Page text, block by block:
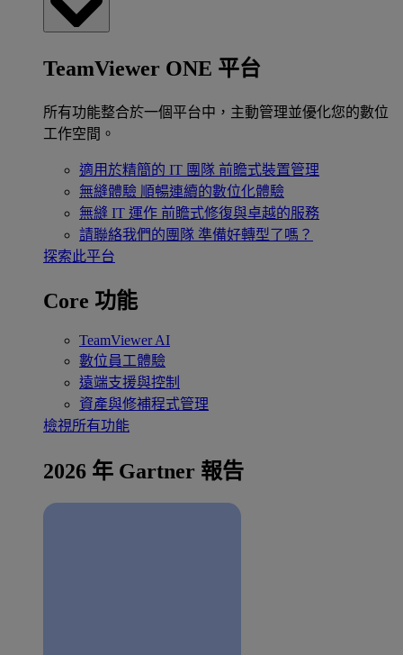
TeamViewer ONE 平台
所有功能整合於一個平台中，主動管理並優化您的數位
工作空間。
適用於精簡的 IT 團隊 前瞻式裝置管理
無縫體驗 順暢連續的數位化體驗
無縫 IT 運作 前瞻式修復與卓越的服務
請聯絡我們的團隊 準備好轉型了嗎？
探索此平台
Core 功能
TeamViewer AI
數位員工體驗
遠端支援與控制
資產與修補程式管理
檢視所有功能
2026 年 Gartner 報告